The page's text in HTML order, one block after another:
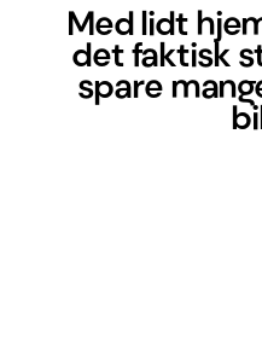
Med lidt
det faktisk
spare